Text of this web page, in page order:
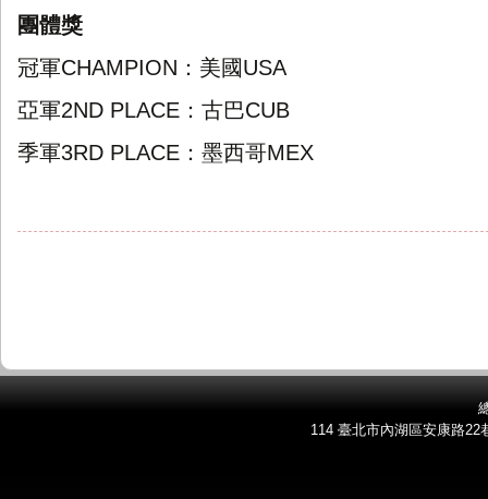
團體獎
冠軍CHAMPION ：美國USA
亞軍2ND PLACE ：古巴CUB
季軍3RD PLACE ：墨西哥MEX
114 臺北市內湖區安康路22